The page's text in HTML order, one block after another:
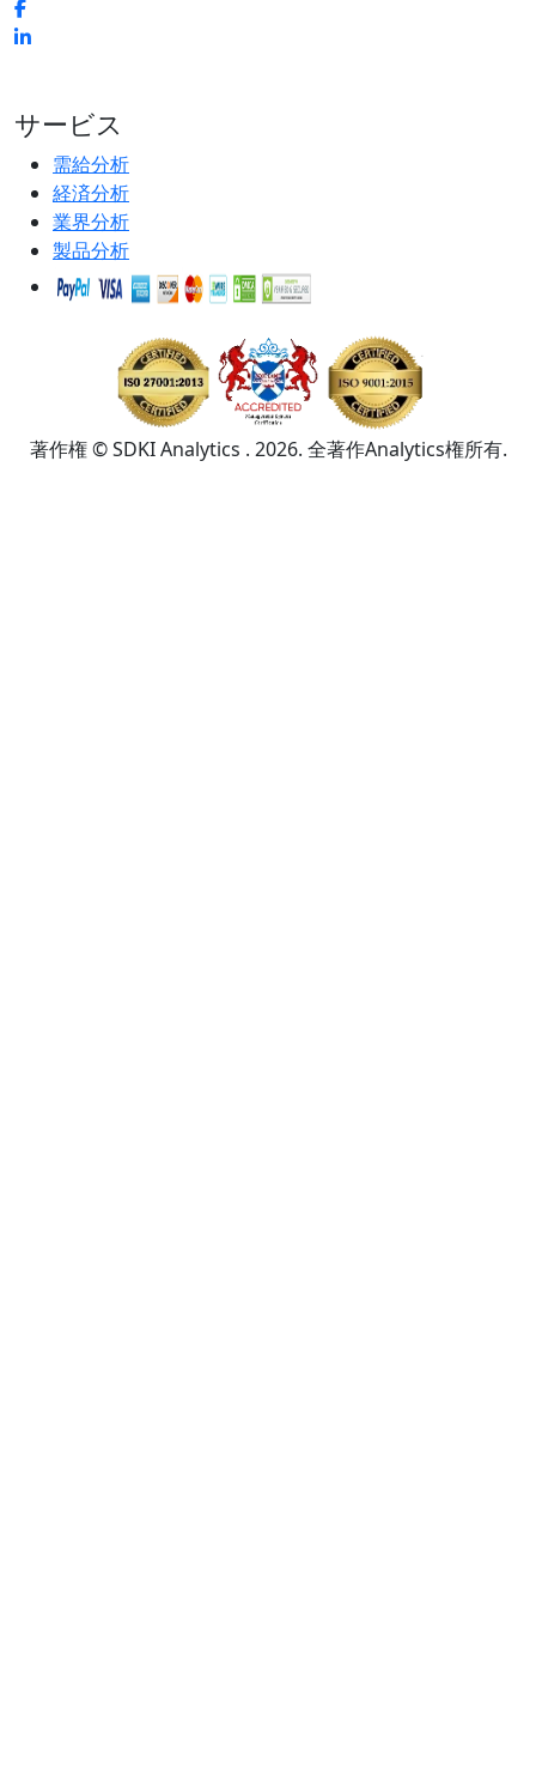
サービス
需給分析
経済分析
業界分析
製品分析
著作権 © SDKI Analytics . 2026. 全著作Analytics権所有.